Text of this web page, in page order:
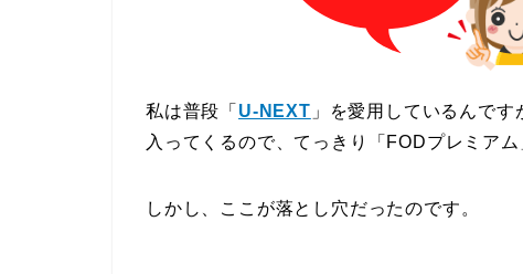
私は普段「 U-NEXT 」を愛用しているんで
入ってくるので、てっきり「FODプレミア
しかし、ここが落とし穴だったのです。